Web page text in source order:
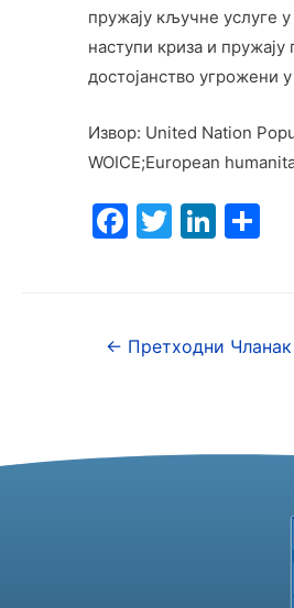
пружају кључне услуге
наступи криза и
достојанство
Извор: United Nation
WOICE;European
F
b
k
T Li
dI
S
← Претходни Чланак